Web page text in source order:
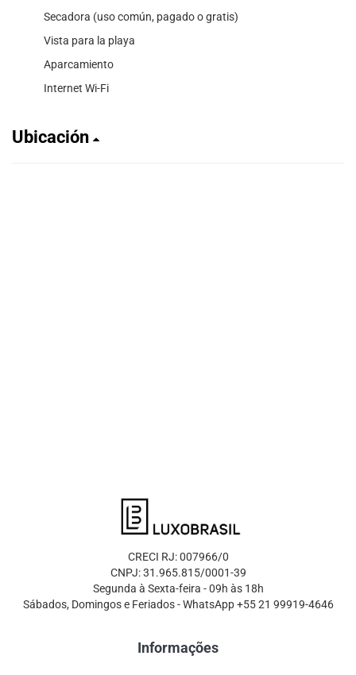
Secadora (uso común, pagado o gratis)
Vista para la playa
Aparcamiento
Internet Wi-Fi
Ubicación
CRECI RJ: 007966/0
CNPJ: 31.965.815/0001-39
Segunda à Sexta-feira - 09h às 18h
Sábados, Domingos e Feriados - WhatsApp +55 21 99919-4646
Informações